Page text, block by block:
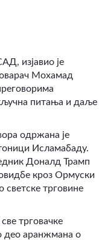
изјавио је
Мохамад
питања и даље
одржана је
Исламабаду.
Доналд Трамп
кроз Ормуски
светске трговине
трговачке
део аранжмана о